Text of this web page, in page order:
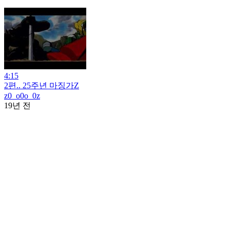
4:15
2편.. 25주년 마징가Z
z0_o0o_0z
19년 전